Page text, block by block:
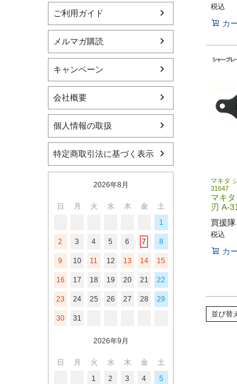
ご利用ガイド
メルマガ購読
キャンペーン
会社概要
個人情報の取扱
特定商取引法に基づく表示
2026年8月
日 月 火 水 木 金
土
1
2 3 4 5 6 7 8
9 10 11 12 13 14 15
16 17 18 19 20 21 22
23 24 25 26 27 28 29
30 31
2026年9月
日 月 火 水 木 金
土
1
2 3 4 5
税込
カ
マキタ
31647
マキ
刃 A-
買援
税込
カ
並び替え